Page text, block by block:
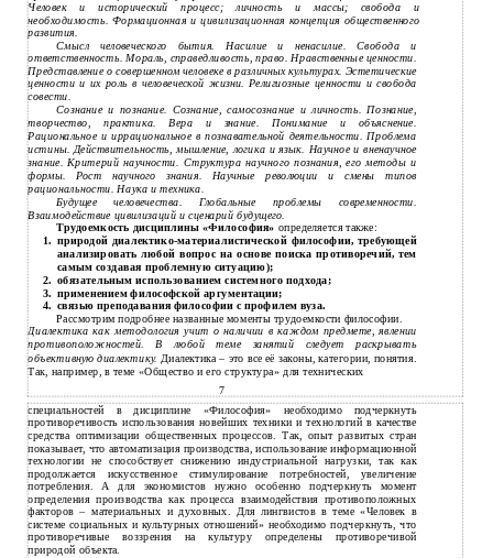
Человек и исторический процесс; личность и массы; свобода и
необходимость. Формационная и цивилизационная концепция общественного
развития.
Смысл человеческого бытия. Насилие и ненасилие. Свобода и
ответственность. Мораль, справедливость, право. Нравственные ценности.
Представление о совершенном человеке в различных культурах. Эстетические
ценности и их роль в человеческой жизни. Религиозные ценности и свобода
совести.
Сознание и познание. Сознание, самосознание и личность. Познание,
творчество, практика. Вера и знание. Понимание и объяснение.
Рациональное и иррациональное в познавательной деятельности. Проблема
истины. Действительность, мышление, логика и язык. Научное и вненаучное
знание. Критерий научности. Структура научного познания, его методы и
формы. Рост научного знания. Научные революции и смены типов
рациональности. Наука и техника.
Будущее человечества. Глобальные проблемы современности.
Взаимодействие цивилизаций и сценарий будущего.
Трудоемкость дисциплины «Философия» определяется также:
1. природой диалектико-материалистической философии, требующей
анализировать любой вопрос на основе поиска противоречий, тем
самым создавая проблемную ситуацию);
2. обязательным использованием системного подхода;
3. применением философской аргументации;
4. связью преподавания философии с профилем вуза.
Рассмотрим подробнее названные моменты трудоемкости философии.
Диалектика как методология учит о наличии в каждом предмете, явлении
противоположностей. В любой теме занятий следует раскрывать
объективную диалектику. Диалектика – это все её законы, категории, понятия.
Так, например, в теме «Общество и его структура» для технических
7
специальностей в дисциплине «Философия» необходимо подчеркнуть
противоречивость использования новейших техники и технологий в качестве
средства оптимизации общественных процессов. Так, опыт развитых стран
показывает, что автоматизация производства, использование информационной
технологии не способствует снижению индустриальной нагрузки, так как
продолжается искусственное стимулирование потребностей, увеличение
потребления. А для экономистов нужно особенно подчеркнуть момент
определения производства как процесса взаимодействия противоположных
факторов – материальных и духовных. Для лингвистов в теме «Человек в
системе социальных и культурных отношений» необходимо подчеркнуть, что
противоречивые воззрения на культуру определены противоречивой
природой объекта.